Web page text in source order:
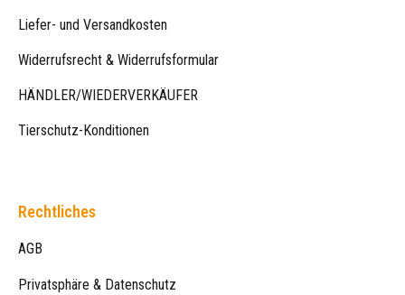
Liefer- und Versandkosten
Widerrufsrecht & Widerrufsformular
HÄNDLER/WIEDERVERKÄUFER
Tierschutz-Konditionen
Rechtliches
AGB
Privatsphäre & Datenschutz